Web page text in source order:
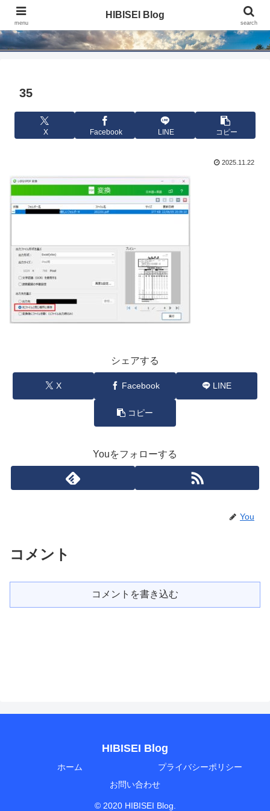
HIBISEI Blog
35
X Facebook LINE コピー
2025.11.22
シェアする
X Facebook LINE
コピー
Youをフォローする
You
コメント
コメントを書き込む
HIBISEI Blog
ホーム
プライバシーポリシー
お問い合わせ
© 2020 HIBISEI Blog.
menu
HIBISEI Blog
search